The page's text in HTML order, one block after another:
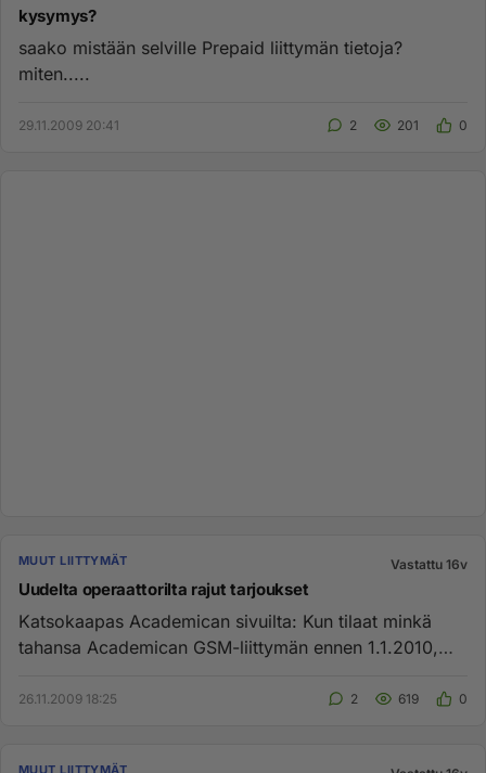
kysymys?
saako mistään selville Prepaid liittymän tietoja?
miten.....
29.11.2009 20:41 2 201 0
MUUT LIITTYMÄT Vastattu 16v
Uudelta operaattorilta rajut tarjoukset
Katsokaapas Academican sivuilta: Kun tilaat minkä
tahansa Academican GSM-liittymän ennen 1.1.2010,
26.11.2009 18:25 2 619 0
MUUT LIITTYMÄT